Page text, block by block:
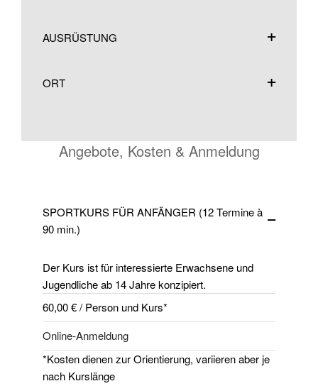
AUSRÜSTUNG
ORT
Angebote, Kosten & Anmeldung
SPORTKURS FÜR ANFÄNGER (12 Termine à
90 min.)
Der Kurs ist für interessierte Erwachsene und
Jugendliche ab 14 Jahre konzipiert.
60,00 € / Person und Kurs*
Online-Anmeldung
*Kosten dienen zur Orientierung, variieren aber je
nach Kurslänge